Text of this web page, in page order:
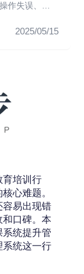
作失误、学
2025/05/15
育培训行
心难题。
容易出现错
和口碑。本
统提升管
系统这一行